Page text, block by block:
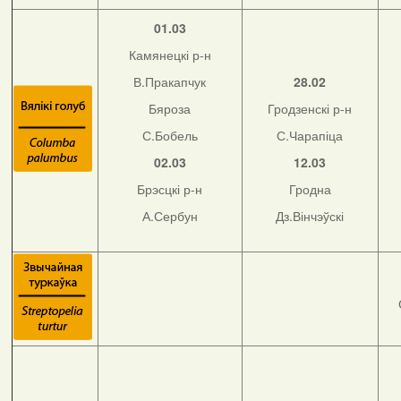
01.03
Камянецкі р-н
В.Пракапчук
Бяроза
С.Бобель
02.03
Брэсцкі р-н
А.Сербун
28.02
Гродзенскі р-н
С.Чарапіца
12.03
Гродна
Дз.Вінчэўскі